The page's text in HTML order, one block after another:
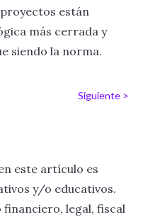
están
más cerrada y
siendo la norma.
Siguiente >
este artículo es
y/o educativos.
legal, fiscal